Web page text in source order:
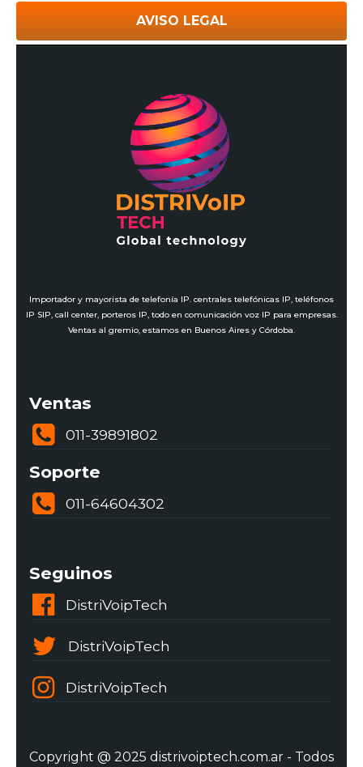
AVISO LEGAL
Importador y mayorista de telefonía IP. centrales telefónicas IP, teléfonos
IP SIP, call center, porteros IP, todo en comunicación voz IP para empresas.
Ventas al gremio, estamos en Buenos Aires y Córdoba.
Ventas
011-39891802
Soporte
011-64604302
Seguinos
DistriVoipTech
DistriVoipTech
DistriVoipTech
Copyright @ 2025 distrivoiptech.com.ar - Todos